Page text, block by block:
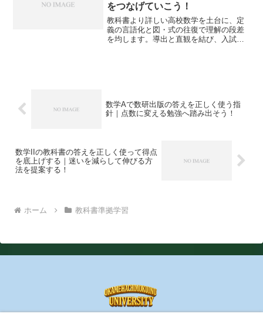
をつなげていこう！
教科書より詳しい高校数学を土台に、定
義の言語化と図・式の往復で理解の段差
を均します。導出と直観を結び、入試ま
数学Aで数研出版の答えを正しく使う指
針｜点数に変える勉強へ踏み出そう！
数学IIの教科書の答えを正しく使って得点
を底上げする｜迷いを減らして伸びる方
法を提案する！
ホーム 教科書準拠学習